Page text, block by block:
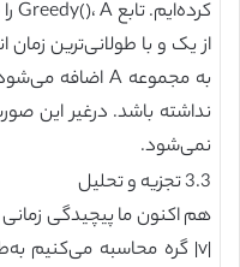
نمی‌شود.
3.3 تجزیه و تحلیل